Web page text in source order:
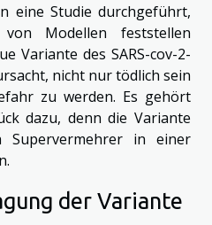
eine Studie durchgeführt,
Modellen feststellen
Variante des SARS-cov-2-
nicht nur tödlich sein
zu werden. Es gehört
dazu, denn die Variante
in einer
der Variante